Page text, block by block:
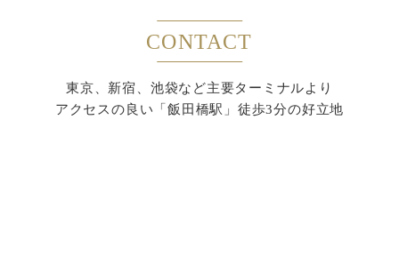
CONTACT
東京、新宿、池袋など主要ターミナルより
アクセスの良い「飯田橋駅」徒歩3分の好立地